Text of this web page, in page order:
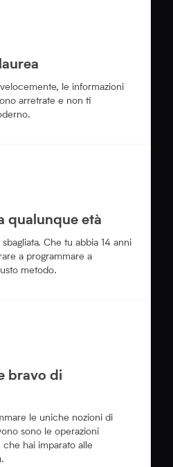
le informazioni
arretrate e non ti
qualunque età
Che tu abbia 14 anni
a programmare a
metodo.
bravo di
le uniche nozioni di
sono le operazioni
hai imparato alle